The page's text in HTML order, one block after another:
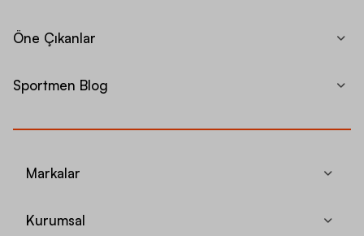
Öne Çıkanlar
Sportmen Blog
Markalar
Kurumsal